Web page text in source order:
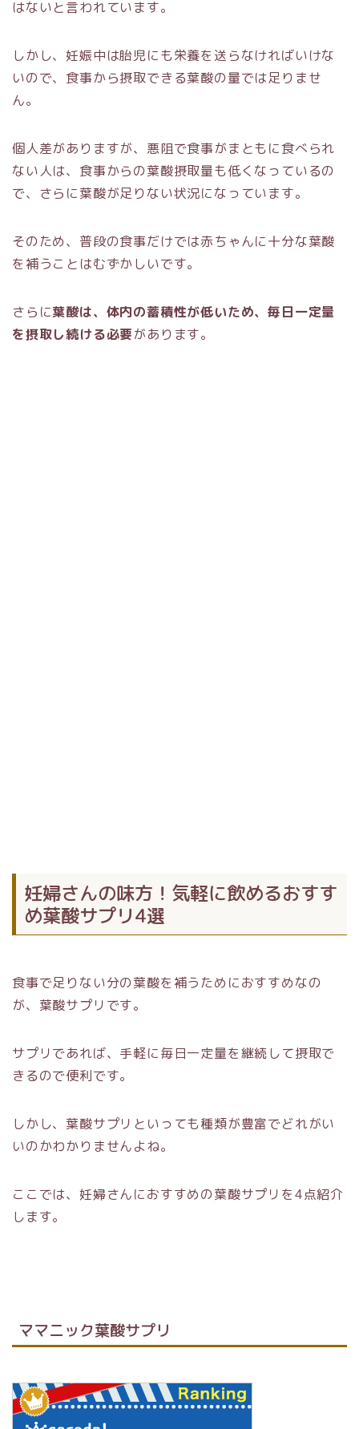
はないと言われています。
しかし、妊娠中は胎児にも栄養を送らなければいけな
いので、食事から摂取できる葉酸の量では足りませ
ん。
個人差がありますが、悪阻で食事がまともに食べられ
ない人は、食事からの葉酸摂取量も低くなっているの
で、さらに葉酸が足りない状況になっています。
そのため、普段の食事だけでは赤ちゃんに十分な葉酸
を補うことはむずかしいです。
さらに葉酸は、体内の蓄積性が低いため、毎日一定量
を摂取し続ける必要があります。
妊婦さんの味方！気軽に飲めるおすす
め葉酸サプリ4選
食事で足りない分の葉酸を補うためにおすすめなの
が、葉酸サプリです。
サプリであれば、手軽に毎日一定量を継続して摂取で
きるので便利です。
しかし、葉酸サプリといっても種類が豊富でどれがい
いのかわかりませんよね。
ここでは、妊婦さんにおすすめの葉酸サプリを4点紹介
します。
ママニック葉酸サプリ